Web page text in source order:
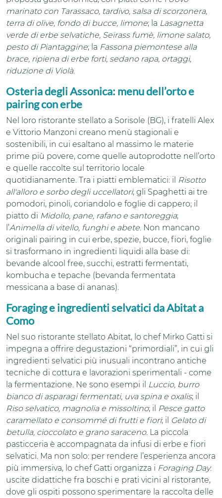
marinato con Tarassaco, tardivo, salsa di scorzonera,
terra di olive, fondo di bucce, limone; la Lasagnetta
verde di erbe selvatiche, Seirass fumè, limone salato,
pesto di Piantaggine; la Fassona piemontese alla
brace, ripiena di erbe forti, sedano rapa, ortaggi,
riduzione di Violà.
Osteria degli Assonica: menu dell’orto e
pairing con erbe
Nel loro ristorante stellato a Sorisole (BG), i fratelli Alex
e Vittorio Manzoni creano menù stagionali e
sostenibili, in cui esaltano al massimo le materie
prime più povere, come quelle autoprodotte nell’orto
e quelle raccolte sul territorio locale
quotidianamente. Tra i piatti emblematici: il Risotto
all'alloro e sorbo degli uccellatori; gli Spaghetti ai tre
pomodori, pinoli, coriandolo e foglie di cappero; il
piatto di Midollo, pane, rafano e santoreggia;
l’Animella di vitello, funghi e abete. Non mancano
originali pairing in cui erbe, spezie, bucce, fiori, foglie
si trasformano in ingredienti liquidi alla base di:
bevande alcool free, succhi, estratti fermentati,
kombucha e tepache (bevanda fermentata
messicana a base di ananas).
Foraging e ingredienti selvatici da Abitat a
Como
Nel suo ristorante stellato Abitat, lo chef Mirko Gatti si
impegna a offrire degustazioni “primordiali”, in cui gli
ingredienti selvatici più inusuali incontrano antiche
tecniche di cottura e lavorazioni sperimentali - come
la fermentazione. Ne sono esempi il Luccio, burro
bianco di asparagi fermentati, uva spina e oxalis; il
Riso selvatico, magnolia e missoltino; il Pesce gatto
caramellato e consommé di frutti e fiori; il Gelato di
betulla, cioccolato e grano saraceno. La piccola
pasticceria è accompagnata da infusi di erbe e fiori
selvatici. Ma non solo: per rendere l’esperienza ancora
più immersiva, lo chef Gatti organizza i Foraging Day:
uscite didattiche fra boschi e prati vicini al ristorante,
dove gli ospiti possono sperimentare la raccolta delle